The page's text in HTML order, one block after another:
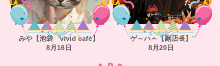
みや【池袋 vivid cafe】
8月16日
ゲ～ハ～【副店長】
8月20日